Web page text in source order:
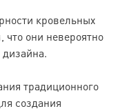
кровельных
что они невероятно
традиционного
создания